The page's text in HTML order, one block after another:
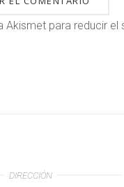
Akismet para reducir el
DIRECCIÓN